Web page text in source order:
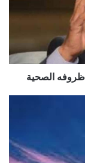
ظروفه الصحية